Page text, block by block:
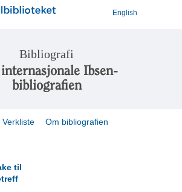
English
Bibliografi
Ibsen-
bibliografien
Verkliste Om bibliografien
til